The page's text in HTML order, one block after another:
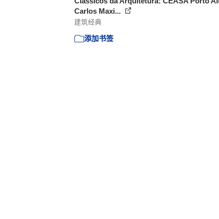
Carlos Maxi...
建筑经典
添加书签